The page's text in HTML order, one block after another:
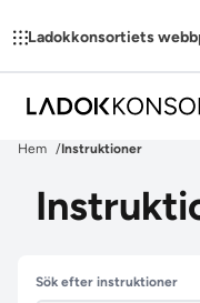
Ladokkonsortiets
Hem
Instruktioner
Hoppa över filter
Sök efter instruktioner